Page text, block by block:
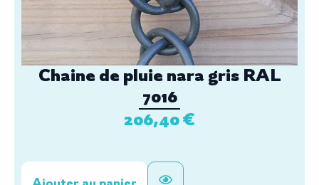
Chaine de pluie nara gris RAL
7016
206,40€